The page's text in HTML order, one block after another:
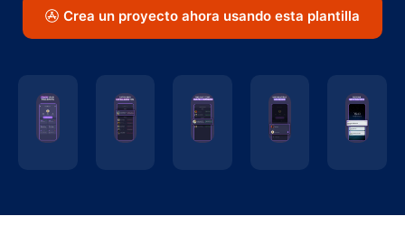
Crea un proyecto ahora usando esta plantilla